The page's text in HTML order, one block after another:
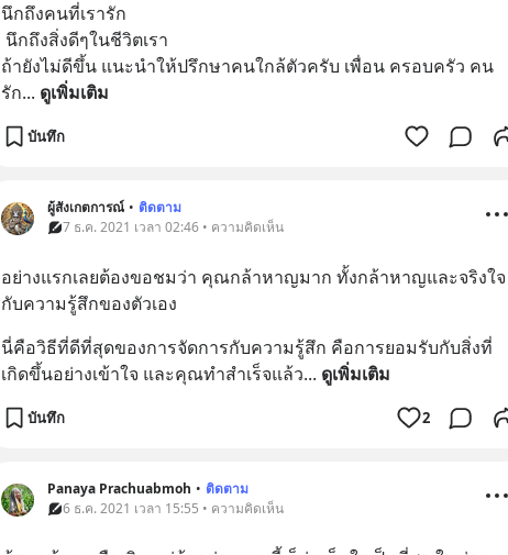
นึกถึงคนที่เรารัก
นึกถึงสิ่งดีๆในชีวิตเรา
ถ้ายังไม่ดีขึ้น แนะนำให้ปรึกษาคนใกล้ตัวครับ เพื่อน ครอบครัว คน
รัก... ดูเพิ่มเติม
บันทึก
ผู้สังเกตการณ์ • ติดตาม
7 ธ.ค. 2021 เวลา 02:46 • ความคิดเห็น
อย่างแรกเลยต้องขอชมว่า คุณกล้าหาญมาก ทั้งกล้าหาญและจริงใจ
กับความรู้สึกของตัวเอง
นี่คือวิธีที่ดีที่สุดของการจัดการกับความรู้สึก คือการยอมรับกับสิ่งที่
เกิดขึ้นอย่างเข้าใจ และคุณทำสำเร็จแล้ว... ดูเพิ่มเติม
บันทึก 2
Panaya Prachuabmoh • ติดตาม
6 ธ.ค. 2021 เวลา 15:55 • ความคิดเห็น